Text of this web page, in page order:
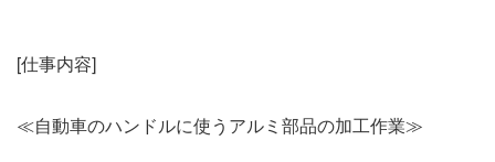
[仕事内容]
≪自動車のハンドルに使うアルミ部品の加工作業≫